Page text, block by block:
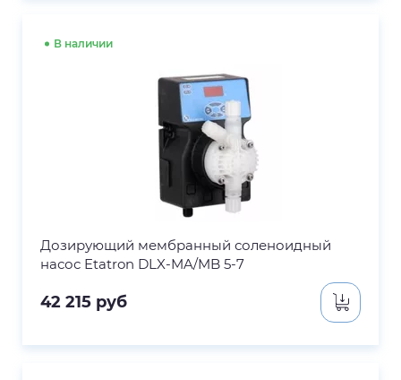
В наличии
Дозирующий мембранный соленоидный
насос Etatron DLX-MA/MB 5-7
42 215 руб